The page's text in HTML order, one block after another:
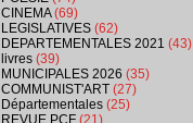
CINEMA(69)
LEGISLATIVES (62)
DEPARTEMENTALES 2021 (43)
livres (39)
MUNICIPALES 2026 (35)
COMMUNIST'ART (27)
Départementales (25)